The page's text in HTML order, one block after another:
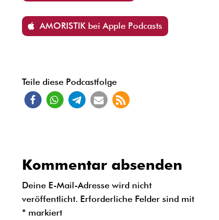
AMORISTIK bei Apple Podcasts
Teile diese Podcastfolge
Kommentar absenden
Deine E-Mail-Adresse wird nicht
veröffentlicht. Erforderliche Felder sind mit
* markiert